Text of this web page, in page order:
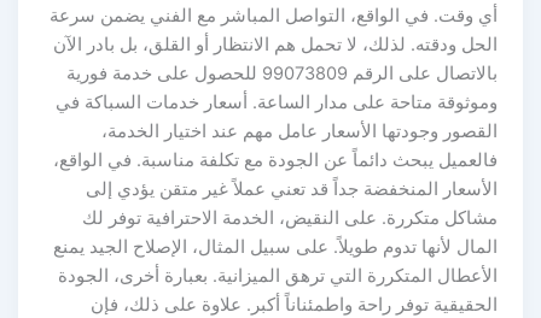
أي وقت. في الواقع، التواصل المباشر مع الفني يضمن سرعة
الحل ودقته. لذلك، لا تحمل هم الانتظار أو القلق، بل بادر الآن
بالاتصال على الرقم 99073809 للحصول على خدمة فورية
وموثوقة متاحة على مدار الساعة. أسعار خدمات السباكة في
القصور وجودتها الأسعار عامل مهم عند اختيار الخدمة،
فالعميل يبحث دائماً عن الجودة مع تكلفة مناسبة. في الواقع،
الأسعار المنخفضة جداً قد تعني عملاً غير متقن يؤدي إلى
مشاكل متكررة. على النقيض، الخدمة الاحترافية توفر لك
المال لأنها تدوم طويلاً. على سبيل المثال، الإصلاح الجيد يمنع
الأعطال المتكررة التي ترهق الميزانية. بعبارة أخرى، الجودة
الحقيقية توفر راحة واطمئناناً أكبر. علاوة على ذلك، فإن